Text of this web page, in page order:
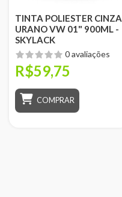
TINTA POLIESTER CINZA
URANO VW 01" 900ML -
SKYLACK
0 avaliações
R$59,75
COMPRAR